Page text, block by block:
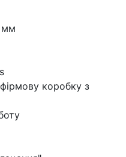
мм
коробку з